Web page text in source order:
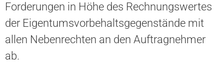
Forderungen in Höhe des Rechnungswertes
der Eigentumsvorbehaltsgegenstände mit
allen Nebenrechten an den Auftragnehmer
ab.